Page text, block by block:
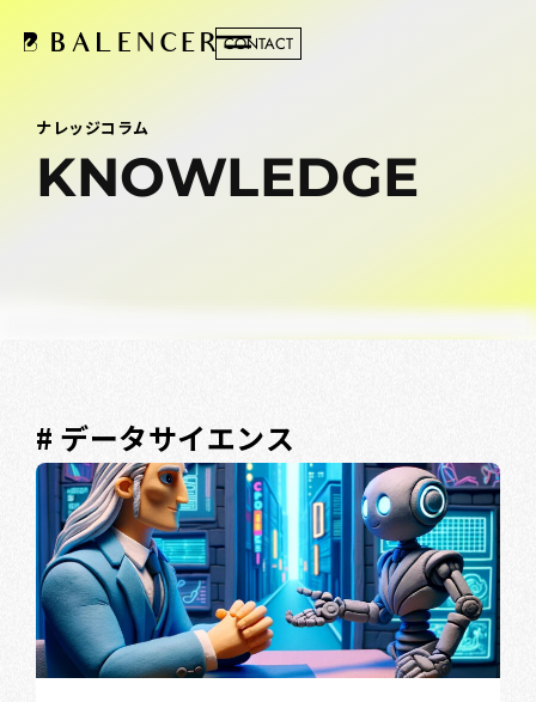
CONTACT
ナレッジコラム
KNOWLEDGE
# データサイエンス